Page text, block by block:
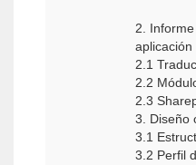
2.
aplicación
2.1
2.2
2.3
3. Diseño
3.1
3.2 Perfil